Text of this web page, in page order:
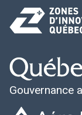
Gouvernance